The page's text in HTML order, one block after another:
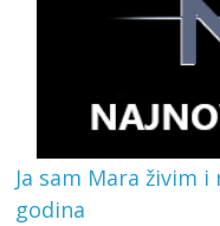
Ja sam Mara živim
godina